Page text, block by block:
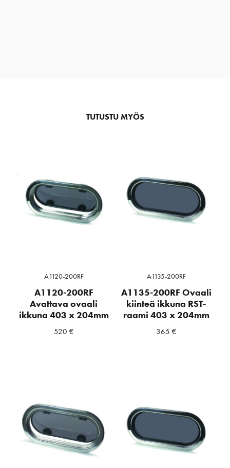
TUTUSTU MYÖS
A1120-200RF
A1120-200RF
Avattava ovaali
ikkuna 403 x 204mm
520 €
A1135-200RF
A1135-200RF Ovaali
kiinteä ikkuna RST-
raami 403 x 204mm
365 €